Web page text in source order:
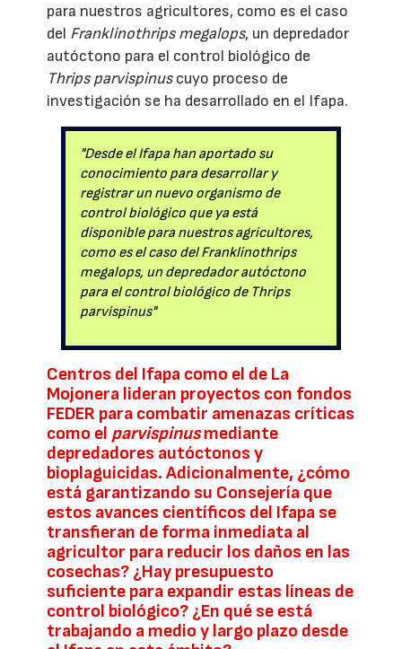
para nuestros agricultores, como es el caso
del Franklinothrips megalops, un depredador
autóctono para el control biológico de
Thrips parvispinuscuyo proceso de
investigación se ha desarrollado en el Ifapa.
"Desde el Ifapa han aportado su
conocimiento para desarrollar y
registrar un nuevo organismo de
control biológico que ya está
disponible para nuestros agricultores,
como es el caso del Franklinothrips
megalops, un depredador autóctono
para el control biológico de Thrips
parvispinus"
Centros del Ifapa como el de La
Mojonera lideran proyectos con fondos
FEDER para combatir amenazas críticas
como el parvispinusmediante
depredadores autóctonos y
bioplaguicidas. Adicionalmente, ¿cómo
está garantizando su Consejería que
estos avances científicos del Ifapa se
transfieran de forma inmediata al
agricultor para reducir los daños en las
cosechas? ¿Hay presupuesto
suficiente para expandir estas líneas de
control biológico? ¿En qué se está
trabajando a medio y largo plazo desde